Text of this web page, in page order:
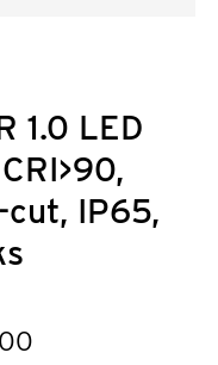
1.0 LED
cut, IP65,